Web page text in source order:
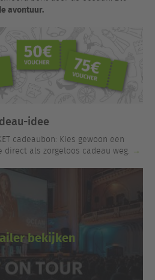
avontuur.
idee
cadeaubon: Kies gewoon een
direct als zorgeloos cadeau weg. →
bekijken